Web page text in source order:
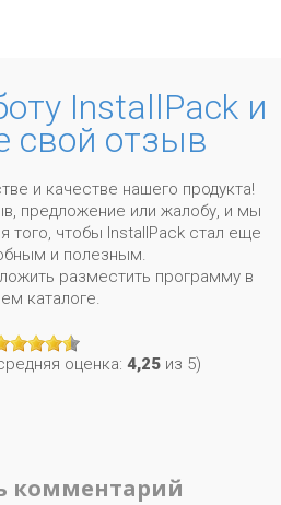
InstallPack и
свой отзыв
и качестве нашего продукта!
предложение или жалобу, и мы
того, чтобы InstallPack стал еще
и полезным.
разместить программу в
каталоге.
оценка: 4,25 из 5)
комментарий